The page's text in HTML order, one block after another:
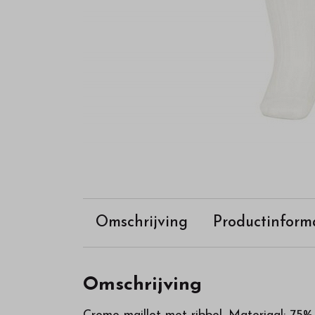
Omschrijving
Omschrijving